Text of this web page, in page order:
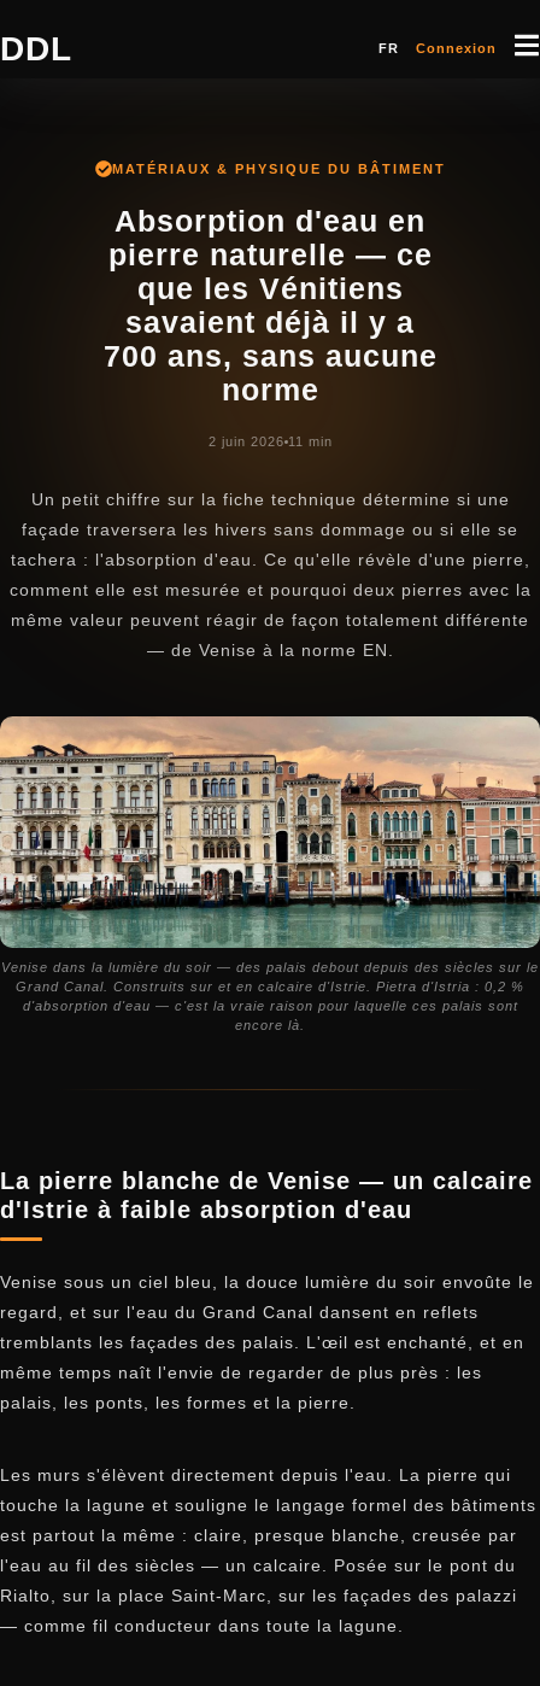
DDL FR Connexion
MATÉRIAUX & PHYSIQUE DU BÂTIMENT
Absorption d'eau en
pierre naturelle — ce
que les Vénitiens
savaient déjà il y a
700 ans, sans aucune
norme
2 juin 2026 11 min
Un petit chiffre sur la fiche technique détermine si une
façade traversera les hivers sans dommage ou si elle se
tachera : l'absorption d'eau. Ce qu'elle révèle d'une pierre,
comment elle est mesurée et pourquoi deux pierres avec la
même valeur peuvent réagir de façon totalement différente
— de Venise à la norme EN.
Venise dans la lumière du soir — des palais debout depuis des siècles sur le
Grand Canal. Construits sur et en calcaire d'Istrie. Pietra d'Istria : 0,2 %
d'absorption d'eau — c'est la vraie raison pour laquelle ces palais sont
encore là.
La pierre blanche de Venise — un calcaire
d'Istrie à faible absorption d'eau
Venise sous un ciel bleu, la douce lumière du soir envoûte le
regard, et sur l'eau du Grand Canal dansent en reflets
tremblants les façades des palais. L'œil est enchanté, et en
même temps naît l'envie de regarder de plus près : les
palais, les ponts, les formes et la pierre.
Les murs s'élèvent directement depuis l'eau. La pierre qui
touche la lagune et souligne le langage formel des bâtiments
est partout la même : claire, presque blanche, creusée par
l'eau au fil des siècles — un calcaire. Posée sur le pont du
Rialto, sur la place Saint-Marc, sur les façades des palazzi
— comme fil conducteur dans toute la lagune.